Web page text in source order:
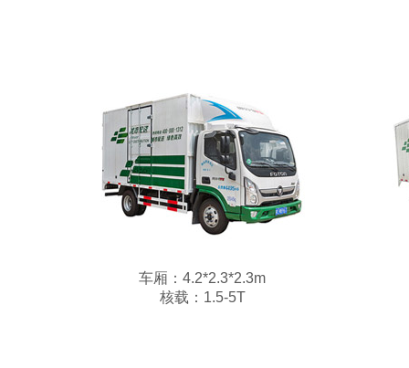
车厢：4.2*2.3*2.3m
核载：1.5-5T